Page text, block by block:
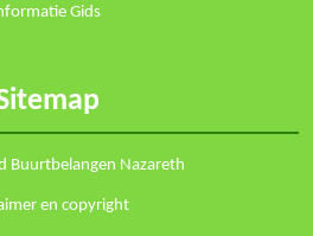
Gids
Buurtbelangen Nazareth
en copyright